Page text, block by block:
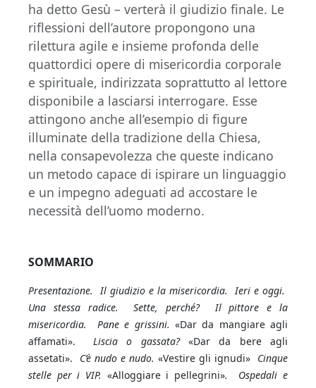
ha detto Gesù – verterà il giudizio finale. Le
riflessioni dell’autore propongono una
rilettura agile e insieme profonda delle
quattordici opere di misericordia corporale
e spirituale, indirizzata soprattutto al lettore
disponibile a lasciarsi interrogare. Esse
attingono anche all’esempio di figure
illuminate della tradizione della Chiesa,
nella consapevolezza che queste indicano
un metodo capace di ispirare un linguaggio
e un impegno adeguati ad accostare le
necessità dell’uomo moderno.
SOMMARIO
Presentazione.
Il giudizio e la misericordia. Ieri e oggi.
Una stessa radice. Sette, perché? Il pittore e la
misericordia. Pane e grissini. «Dar da mangiare agli
affamati». Liscia o gassata? «Dar da bere agli
assetati». C’è nudo e nudo. «Vestire gli ignudi» Cinque
stelle per i VIP. «Alloggiare i pellegrini». Ospedali e